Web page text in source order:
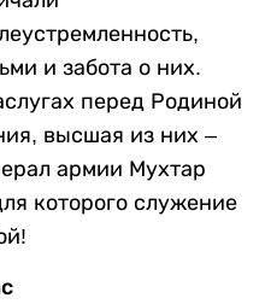
и забота о них.
перед Родиной
высшая из них –
армии Мухтар
которого служение